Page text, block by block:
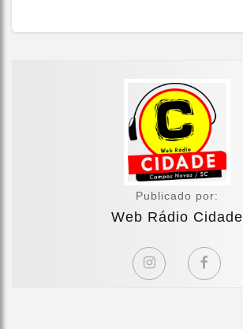
Publicado por:
Web Rádio Cidade